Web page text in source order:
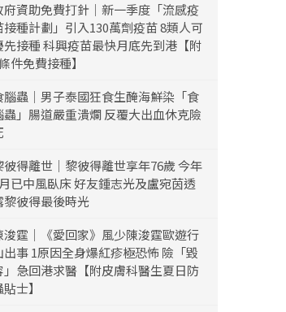
府資助免費打針｜新一季度「流感疫
接種計劃」引入130萬劑疫苗 8類人可
先接種 科興疫苗最快月底先到港【附
件免費接種】
腦蟲｜男子泰國狂食生醃海鮮染「食
蟲」腸道嚴重潰爛 反覆大出血休克險
彼得離世｜黎彼得離世享年76歲 今年
已中風臥床 好友鍾志光及盧宛茵透
黎彼得最後時光
浚霆｜《愛回家》風少陳浚霆歐遊行
出事 1原因全身爆紅疹極恐怖 險「毀
」急回港求醫【附皮膚科醫生夏日防
士】